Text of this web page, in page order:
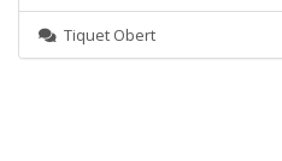
Tiquet Obert